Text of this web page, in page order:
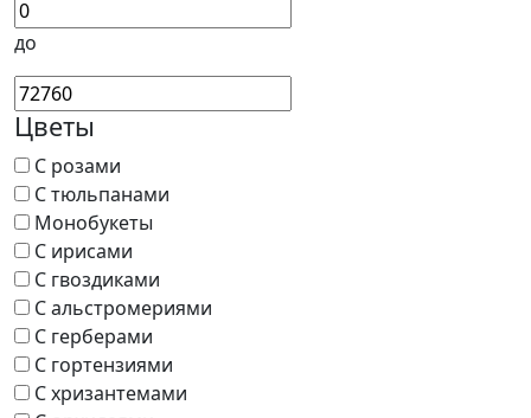
до
Цветы
С розами
С тюльпанами
Монобукеты
С ирисами
С гвоздиками
С альстромериями
С герберами
С гортензиями
С хризантемами